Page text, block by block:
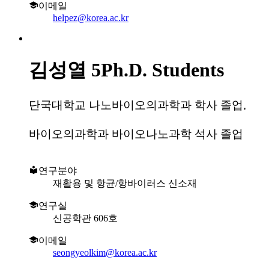
이메일
helpez@korea.ac.kr
김성열 5Ph.D. Students
단국대학교 나노바이오의과학과 학사 졸업,
바이오의과학과 바이오나노과학 석사 졸업
연구분야
재활용 및 항균/항바이러스 신소재
연구실
신공학관 606호
이메일
seongyeolkim@korea.ac.kr